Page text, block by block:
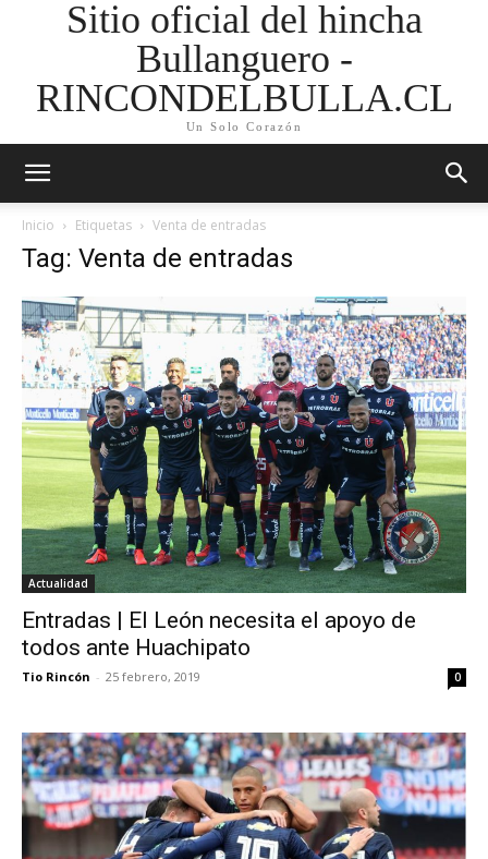
Sitio oficial del hincha
Bullanguero -
RINCONDELBULLA.CL
Un Solo Corazón
Inicio Etiquetas Venta de entradas
Tag: Venta de entradas
Actualidad
Entradas | El León necesita el apoyo de
todos ante Huachipato
Tio Rincón - 25 febrero, 2019 0